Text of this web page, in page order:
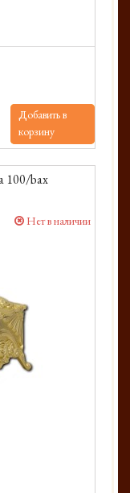
Добавить в
корзину
100/bax
Нет в наличии